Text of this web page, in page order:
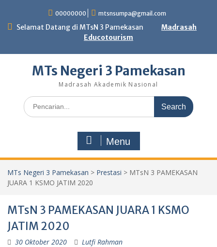
content
00000000 mtsnsumpa@gmail.com
Selamat Datang di MTsN 3 Pamekasan
Madrasah
Educotourism
MTs Negeri 3 Pamekasan
Madrasah Akademik Nasional
Search
for:
Menu
MTs Negeri 3 Pamekasan > Prestasi > MTsN 3 PAMEKASAN
JUARA 1 KSMO JATIM 2020
MTsN 3 PAMEKASAN JUARA 1 KSMO
JATIM 2020
30 Oktober 2020 Lutfi Rahman